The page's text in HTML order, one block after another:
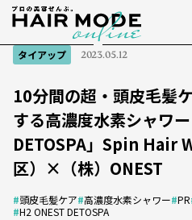
タイアップ 2023.05.12
10分間の超・頭皮毛髪
する高濃度水素シャワ
DETOSPA」Spin Hair
区）×（株）ONEST
#頭皮毛髪ケア#高濃度水素シャワー#PR
#H2 ONEST DETOSPA